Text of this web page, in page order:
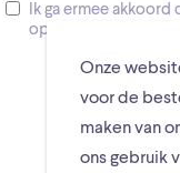
Onze
voor de
maken van
ons gebruik
Ik ga ermee
opgeslagen